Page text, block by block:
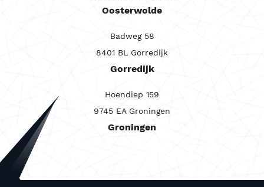
Maandprijs tot
-
Kilometerstand
-
Oosterwolde
Badweg 58
8401 BL Gorredijk
Gorredijk
Hoendiep 159
9745 EA Groningen
Groningen